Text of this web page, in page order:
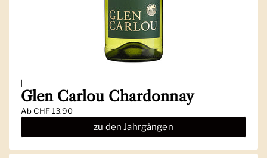
Glen Carlou Chardonnay
AbCHF 13.90
zu den Jahrgängen